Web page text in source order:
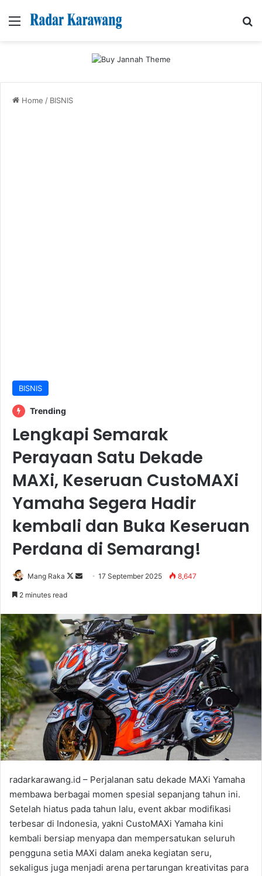
Menu
Home / BISNIS
BISNIS
Trending
Lengkapi Semarak
Perayaan Satu Dekade
MAXi, Keseruan CustoMAXi
Yamaha Segera Hadir
kembali dan Buka Keseruan
Perdana di Semarang!
Mang Raka
Follow
Send17 September 2025 8,647
2 minutes read
radarkarawang.id – Perjalanan satu dekade MAXi Yamaha
membawa berbagai momen spesial sepanjang tahun ini.
Setelah hiatus pada tahun lalu, event akbar modifikasi
terbesar di Indonesia, yakni CustoMAXi Yamaha kini
kembali bersiap menyapa dan mempersatukan seluruh
pengguna setia MAXi dalam aneka kegiatan seru,
sekaligus juga menjadi arena pertarungan kreativitas para